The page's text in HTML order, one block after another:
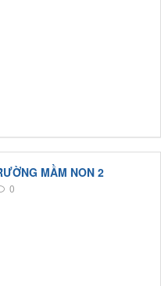
MẦM NON 2
0